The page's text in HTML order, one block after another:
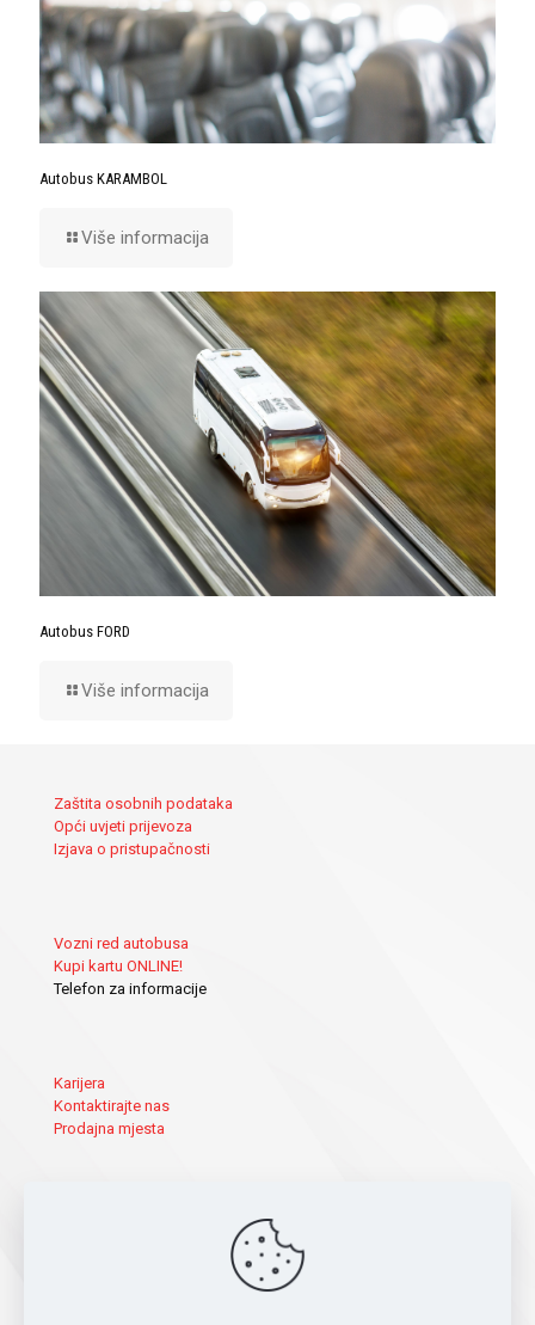
Autobus KARAMBOL
Više informacija
Autobus FORD
Više informacija
Zaštita osobnih podataka
Opći uvjeti prijevoza
Izjava o pristupačnosti
Vozni red autobusa
Kupi kartu ONLINE!
Telefon za informacije
Karijera
Kontaktirajte nas
Prodajna mjesta
Novo! Moguće je i kartično plaćanje.